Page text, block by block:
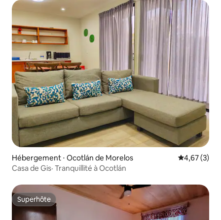
Hébergement ⋅ Ocotlán de Morelos Évaluation
4,67 (3)
Casa de Gis· Tranquillité à Ocotlán
Superhôte
Superhôte